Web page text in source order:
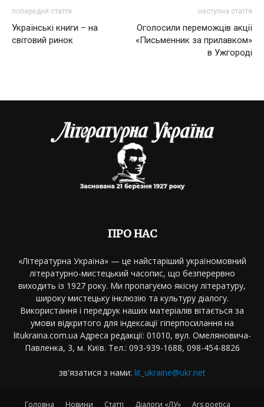
попередня стаття
Українські книги – на
світовий ринок
наступна стаття
Оголосили переможців акції
«Письменник за прилавком»
в Ужгороді
ПРО НАС
«Літературна Україна» — це найстаріший україномовний
літературно-мистецький часопис, що безперервно
виходить із 1927 року. Ми пропагуємо якісну літературу,
широку мистецьку інклюзію та культуру діалогу.
Використання і передрук наших матеріалів вітається за
умови відкритого для індексації гіперпосилання на
litukraina.com.ua Адреса редакції: 01010, вул. Омеляновича-
Павленка, 3, м. Київ. Тел.: 093-939-1688, 098-454-8826
зв'язатися з нами: lit_ukraine@ukr.net
Головна Новини Статті Діалоги «ЛУ» Ars poetica